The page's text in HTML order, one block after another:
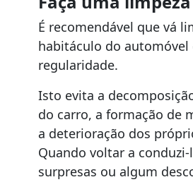
É recomendável que vá
habitáculo do automóvel
regularidade.
Isto evita a
do carro, a formação de
a deterioração dos
Quando voltar a
surpresas ou algum